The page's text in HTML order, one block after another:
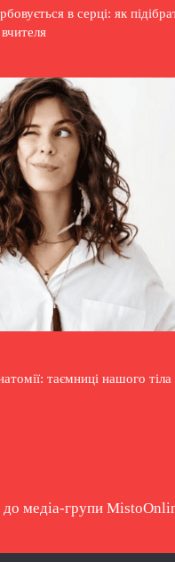
в серці: як
таємниці нашого тіла
медіа-групи